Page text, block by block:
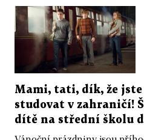
Mami, tati, dík, že
studovat v zahraničí!
dítě na střední školu